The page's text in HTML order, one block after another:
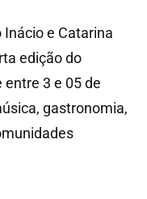
e Catarina
edição do
3 e 05 de
gastronomia,